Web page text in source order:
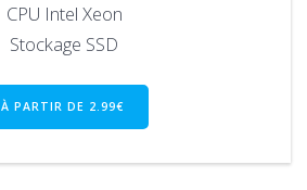
CPU Intel Xeon
Stockage SSD
À PARTIR DE 2.99€